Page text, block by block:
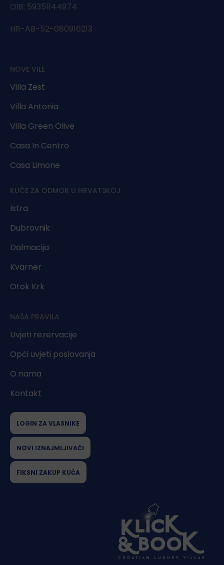
OIB: 59351144974
HR-AB-52-080916213
NOVE VILE
Villa Zest
Villa Antonia
Villa Green Olive
Casa In Centro
Casa Limone
KUĆE ZA ODMOR U HRVATSKOJ
Istra
Dubrovnik
Dalmacija
Kvarner
Otok Krk
NAŠA PRAVILA
Uvjeti rezervacije
Opći uvjeti poslovanja
O nama
Kontakt
LOGIN ZA VLASNIKE
NOVI IZNAJMLJIVAČI
FIKSNI ZAKUP KUĆA